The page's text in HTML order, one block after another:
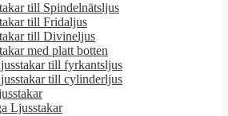
till Spindelnätsljus
till Fridaljus
till Divineljus
med platt botten
till fyrkantsljus
till cylinderljus
Ljusstakar